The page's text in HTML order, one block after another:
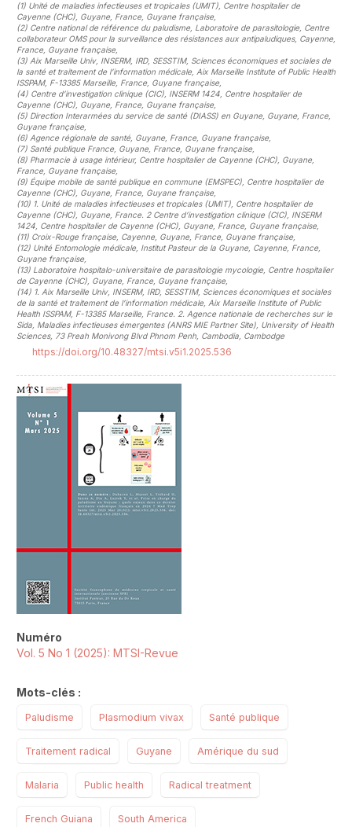
(1) Unité de maladies infectieuses et tropicales (UMIT), Centre hospitalier de
Cayenne (CHC), Guyane, France, Guyane française,
(2) Centre national de référence du paludisme, Laboratoire de parasitologie, Centre
collaborateur OMS pour la surveillance des résistances aux antipaludiques, Cayenne,
France, Guyane française,
(3) Aix Marseille Univ, INSERM, IRD, SESSTIM, Sciences économiques et sociales de
la santé et traitement de l’information médicale, Aix Marseille Institute of Public Health
ISSPAM, F-13385 Marseille, France, Guyane française,
(4) Centre d’investigation clinique (CIC), INSERM 1424, Centre hospitalier de
Cayenne (CHC), Guyane, France, Guyane française,
(5) Direction Interarmées du service de santé (DIASS) en Guyane, Guyane, France,
Guyane française,
(6) Agence régionale de santé, Guyane, France, Guyane française,
(7) Santé publique France, Guyane, France, Guyane française,
(8) Pharmacie à usage intérieur, Centre hospitalier de Cayenne (CHC), Guyane,
France, Guyane française,
(9) Équipe mobile de santé publique en commune (EMSPEC), Centre hospitalier de
Cayenne (CHC), Guyane, France, Guyane française,
(10) 1. Unité de maladies infectieuses et tropicales (UMIT), Centre hospitalier de
Cayenne (CHC), Guyane, France. 2 Centre d’investigation clinique (CIC), INSERM
1424, Centre hospitalier de Cayenne (CHC), Guyane, France, Guyane française,
(11) Croix-Rouge française, Cayenne, Guyane, France, Guyane française,
(12) Unité Entomologie médicale, Institut Pasteur de la Guyane, Cayenne, France,
Guyane française,
(13) Laboratoire hospitalo-universitaire de parasitologie mycologie, Centre hospitalier
de Cayenne (CHC), Guyane, France, Guyane française,
(14) 1. Aix Marseille Univ, INSERM, IRD, SESSTIM, Sciences économiques et sociales
de la santé et traitement de l’information médicale, Aix Marseille Institute of Public
Health ISSPAM, F-13385 Marseille, France. 2. Agence nationale de recherches sur le
Sida, Maladies infectieuses émergentes (ANRS MIE Partner Site), University of Health
Sciences, 73 Preah Monivong Blvd Phnom Penh, Cambodia, Cambodge
https://doi.org/10.48327/mtsi.v5i1.2025.536
Numéro
Vol. 5 No 1 (2025): MTSI-Revue
Mots-clés :
Paludisme Plasmodium vivax Santé publique
Traitement radical Guyane Amérique du sud
Malaria Public health Radical treatment
French Guiana South America